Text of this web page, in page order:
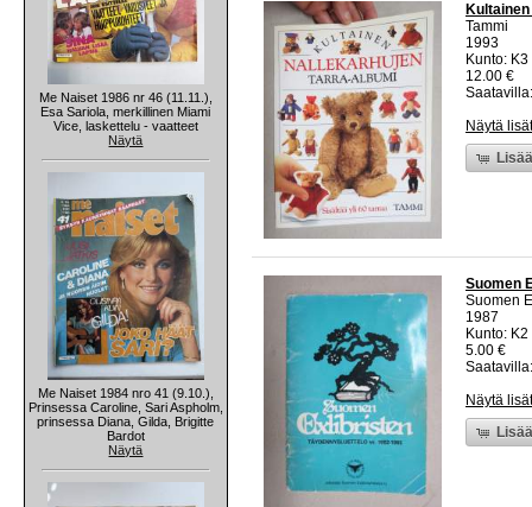
Me Naiset 1986 nr 46 (11.11.),
Esa Sariola, merkillinen Miami
Vice, laskettelu - vaatteet
Näytä
Me Naiset 1984 nro 41 (9.10.),
Prinsessa Caroline, Sari Aspholm,
prinsessa Diana, Gilda, Brigitte
Bardot
Näytä
Tammi
1993
Kunto:
12.00 €
Näytä
Suomen
Suomen
1987
Kunto:
5.00 €
Näytä